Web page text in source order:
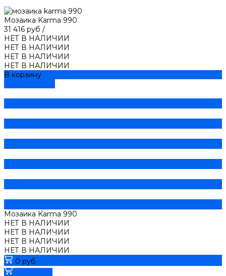
Мозаика Karma 990
31 416 руб /
НЕТ В НАЛИЧИИ
НЕТ В НАЛИЧИИ
НЕТ В НАЛИЧИИ
НЕТ В НАЛИЧИИ
В корзину
Мозаика Karma 990
НЕТ В НАЛИЧИИ
НЕТ В НАЛИЧИИ
НЕТ В НАЛИЧИИ
НЕТ В НАЛИЧИИ
0 руб